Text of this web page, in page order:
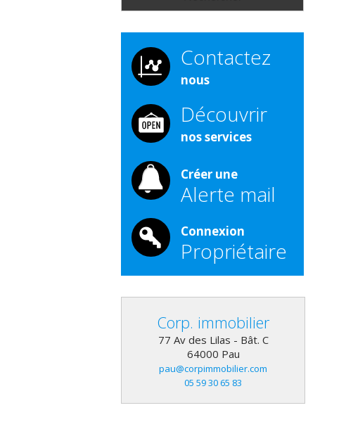
Contactez
nous
Découvrir
nos services
Créer une
Alerte mail
Connexion
Propriétaire
Corp. immobilier
77 Av des Lilas - Bât. C
64000 Pau
pau@corpimmobilier.com
05 59 30 65 83